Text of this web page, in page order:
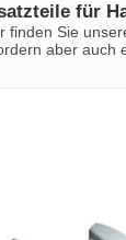
für
finden Sie
aber auch